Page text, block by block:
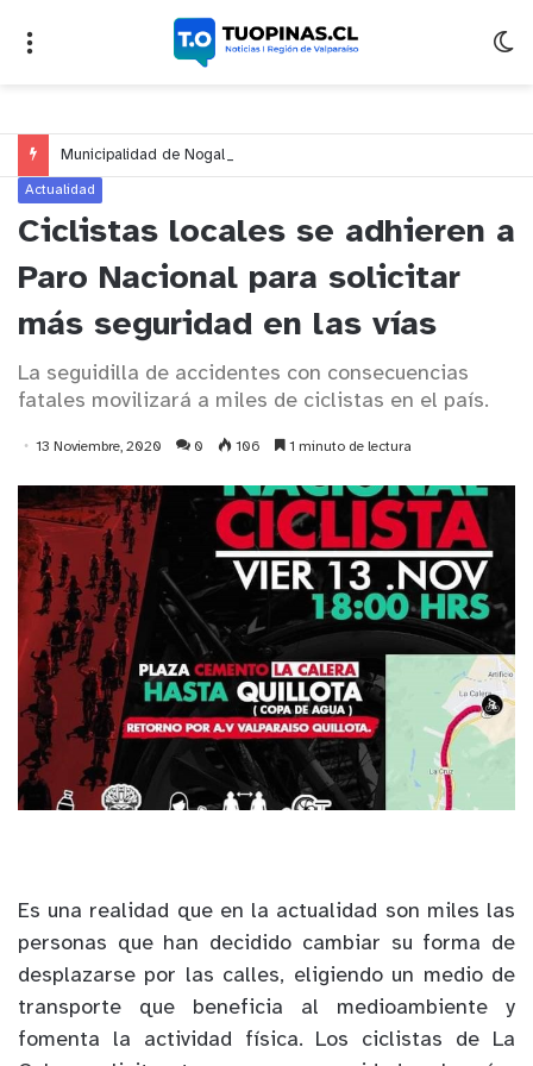
Actualidad
Ciclistas locales se adhieren a
Paro Nacional para solicitar
más seguridad en las vías
La seguidilla de accidentes con consecuencias
fatales movilizará a miles de ciclistas en el país.
13 Noviembre, 2020 0 106 1 minuto de lectura
Es una realidad que en la actualidad son miles las
personas que han decidido cambiar su forma de
desplazarse por las calles, eligiendo un medio de
transporte que beneficia al medioambiente y
fomenta la actividad física. Los ciclistas de La